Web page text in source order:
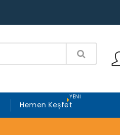
Hemen Keşfet
YENI